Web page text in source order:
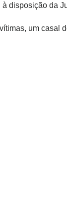
disposição da
um casal